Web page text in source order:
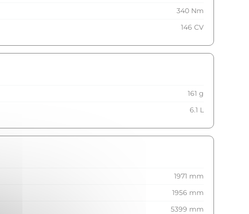
340 Nm
146 CV
161 g
6.1 L
1971 mm
1956 mm
5399 mm